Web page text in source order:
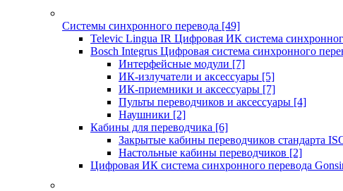
Системы синхронного перевода [49]
Televic Lingua IR Цифровая ИК система
Bosch Integrus Цифровая система синхронного
Интерфейсные модули [7]
ИК-излучатели и аксессуары [5]
ИК-приемники и аксессуары [7]
Пульты переводчиков и аксессуары [4]
Наушники [2]
Кабины для переводчика [6]
Закрытые кабины переводчиков стандарта
Настольные кабины переводчиков [2]
Цифровая ИК система синхронного перевода